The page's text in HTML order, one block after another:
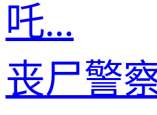
吒...
丧尸警